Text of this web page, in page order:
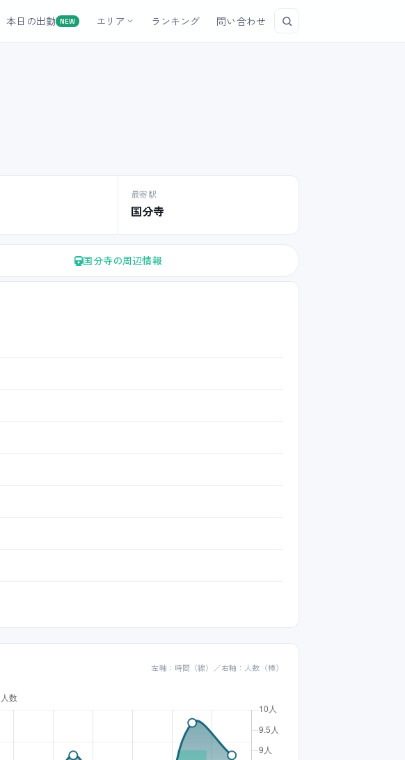
本日の出勤 NEW エリア ランキング 問い合わせ
最寄駅
国分寺
国分寺の周辺情報
左軸：時間（線）／右軸：人数（棒）